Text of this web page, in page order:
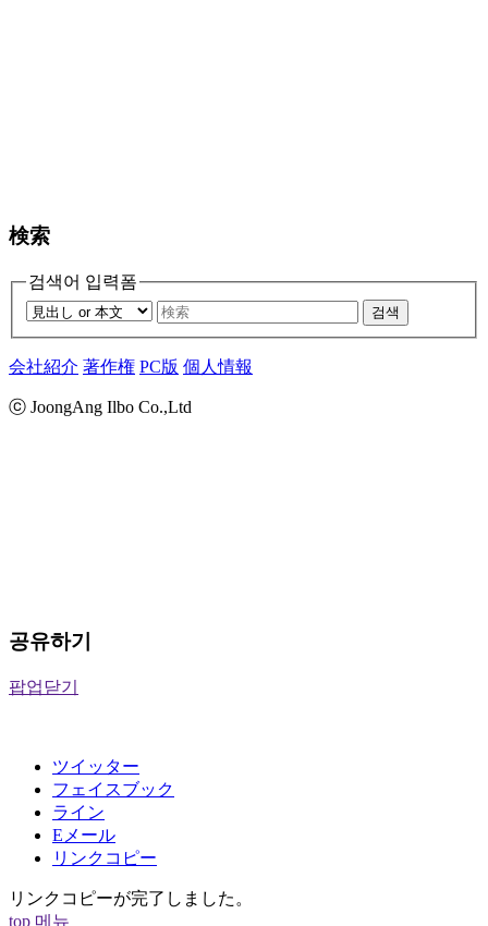
検索
검색어 입력폼
검색
会社紹介 著作権 PC版 個人情報
ⓒ JoongAng Ilbo Co.,Ltd
공유하기
팝업닫기
ツイッター
フェイスブック
ライン
Eメール
リンクコピー
リンクコピーが完了しました。
top 메뉴